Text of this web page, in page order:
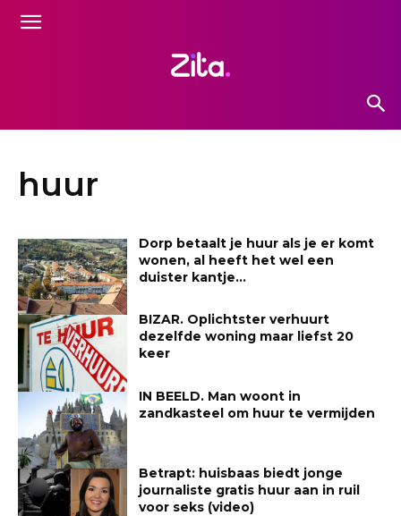
huur
Dorp betaalt je huur als je er komt
wonen, al heeft het wel een
duister kantje…
BIZAR. Oplichtster verhuurt
dezelfde woning maar liefst 20
keer
IN BEELD. Man woont in
zandkasteel om huur te vermijden
Betrapt: huisbaas biedt jonge
journaliste gratis huur aan in ruil
voor seks (video)